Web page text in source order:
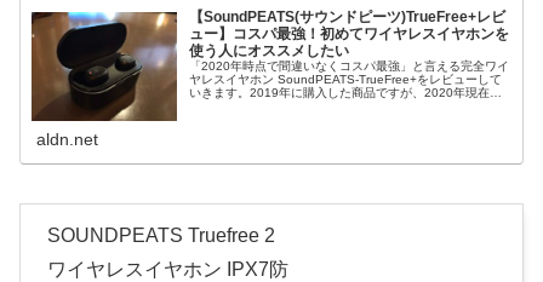
【SoundPEATS(サウンドピーツ)TrueFree+レビ
ュー】コスパ最強！初めてワイヤレスイヤホンを
使う人にオススメしたい
「2020年時点で間違いなくコスパ最強」と言える完全ワイ
ヤレスイヤホン SoundPEATS-TrueFree+をレビューして
いきます。2019年に購入した商品ですが、2020年現在も
aldn.net
SOUNDPEATS Truefree 2
ワイヤレスイヤホン IPX7防